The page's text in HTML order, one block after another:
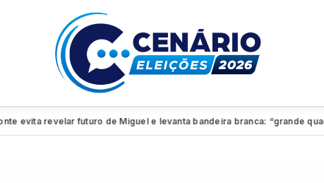
revelar futuro de Miguel e levanta bandeira branca: “grande quadro”●